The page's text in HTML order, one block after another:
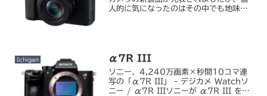
人的に気になったのはその中でも地味な
Ichigan α7R III
ソニー、4,240万画素×秒間10コマ連
写の「α7R III」 - デジカメ Watchソ
ニー / α7R IIIソニーが α7R III を発